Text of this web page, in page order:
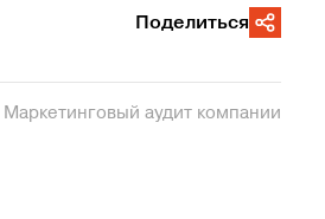
Поделиться
Маркетинговый аудит компании